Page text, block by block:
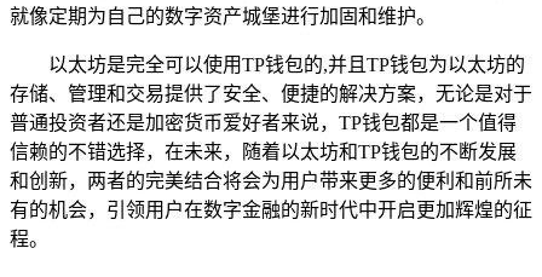
就像定期为自己的数字资产城堡进行加固和维护。
以太坊是完全可以使用TP钱包的,并且TP钱包为以太坊的
存储、管理和交易提供了安全、便捷的解决方案，无论是对于
普通投资者还是加密货币爱好者来说，TP钱包都是一个值得
信赖的不错选择，在未来，随着以太坊和TP钱包的不断发展
和创新，两者的完美结合将会为用户带来更多的便利和前所未
有的机会，引领用户在数字金融的新时代中开启更加辉煌的征
程。